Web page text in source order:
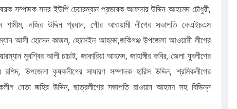
সম্পাদক সদর ইউপি চেয়ারম্যান প্রভাষক আফসার উদ্দিন আহমেদ চৌধুরী,
শামীম, নজির উদ্দিন প্রধান, পৌর আওয়ামী লীগের সভাপতি কেএইচএম
আলী হোসেন কাজল, হোসেইন আহমদ,জকিগঞ্জ উপজেলা আওয়ামী লীগের
মুবশ্বির আলী চাচাই, জাকারিয়া আহমদ, জাহাঙ্গীর কবির, জেলা যুবলীগের
উপজেলা কৃষকলীগের সাধারণ সম্পাদক হারিস উদ্দিন, শ্রমিকলীগের
নেতা জহির উদ্দিন, ছাত্রলীগের সভাপতি রাওয়ান আহমদ সহ বিভিন্ন